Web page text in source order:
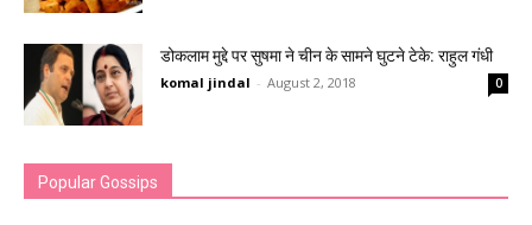
डोकलाम मुद्दे पर सुषमा ने चीन के सामने घुटने टेके: राहुल गंधी
komal jindal - August 2, 2018 0
Popular Gossips